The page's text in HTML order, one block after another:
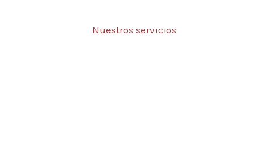
Nuestros servicios